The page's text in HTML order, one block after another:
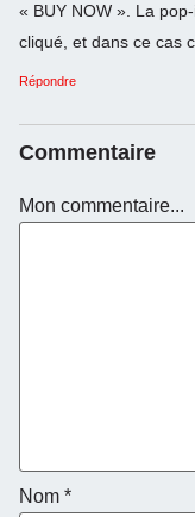
« BUY NOW ». La
cliqué, et dans ce cas
Répondre
Commentaire
Mon commentaire...
Nom *